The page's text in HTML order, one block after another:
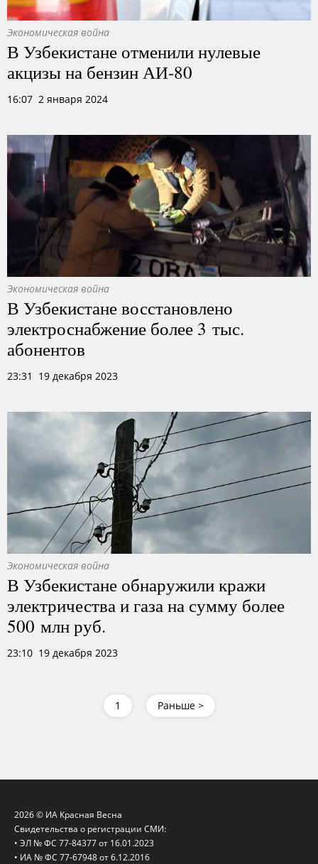
Экономическая война
В Узбекистане отменили нулевые
акцизы на бензин АИ-80
16:07 2 января 2024
Экономическая война
В Узбекистане восстановлено
электроснабжение более 3 тыс.
абонентов
23:31 19 декабря 2023
Экономическая война
В Узбекистане обнаружили кражи
электричества и газа на сумму более
500 млн руб.
23:10 19 декабря 2023
1 Раньше >
2026 © ИА Красная Весна
Свидетельства о регистрации СМИ:
• ЭЛ № ФС 77-84377 от 16.01.2023
• ИА № ФС 77-67948 от 6.12.2016